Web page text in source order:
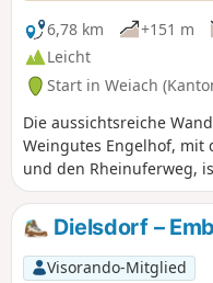
6,78 km
+151 m
Leicht
Start in Weiach
Die aussichtsreiche
Weingutes Engelhof, mit
und den Rheinuferweg,
Dielsdorf –
Visorando-Mitglied